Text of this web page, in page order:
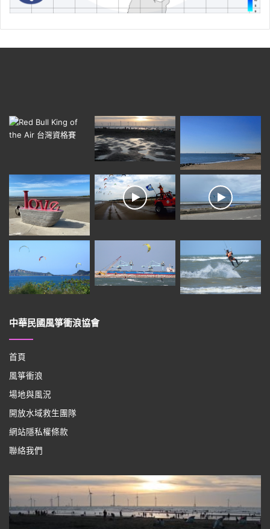
中華民國風箏衝浪協會
首頁
風箏衝浪
場地與風況
開放水域救生團隊
網站隱私權條款
聯絡我們